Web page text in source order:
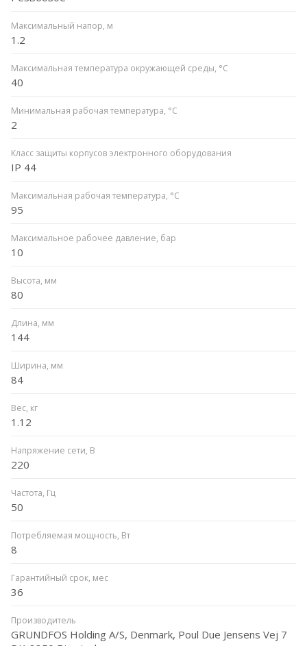
Максимальный напор, м
1.2
Максимальная температура окружающей среды, °С
40
Минимальная рабочая температура, °C
2
Класс защиты корпусов электронного оборудования
IP 44
Максимальная рабочая температура, °C
95
Максимальное рабочее давление, бар
10
Высота, мм
80
Длина, мм
144
Ширина, мм
84
Вес, кг
1.12
Напряжение сети, В
220
Частота, Гц
50
Потребляемая мощность, Вт
8
Гарантийный срок, мес
36
Производитель
GRUNDFOS Holding A/S, Denmark, Poul Due Jensens Vej 7